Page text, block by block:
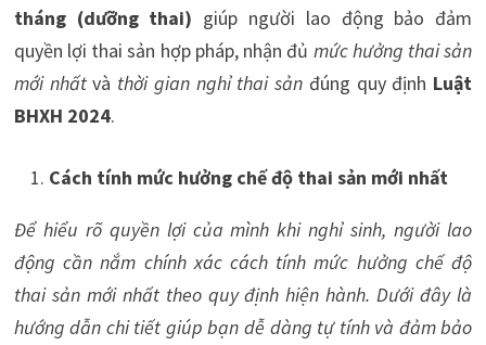
tháng (dưỡng thai) giúp người lao động bảo đảm
quyền lợi thai sản hợp pháp, nhận đủ mức hưởng thai sản
mới nhấtvà thời gian nghỉ thai sản đúng quy định Luật
BHXH 2024.
Cách tính mức hưởng chế độ thai sản mới nhất
Để hiểu rõ quyền lợi của mình khi nghỉ sinh, người lao
động cần nắm chính xác cách tính mức hưởng chế độ
thai sản mới nhất theo quy định hiện hành. Dưới đây là
hướng dẫn chi tiết giúp bạn dễ dàng tự tính và đảm bảo